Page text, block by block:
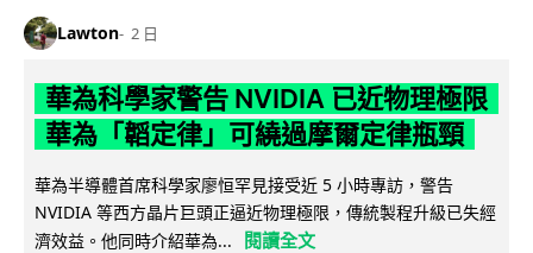
Lawton 2 日
華為科學家警告 NVIDIA 已近物理極限
華為「韜定律」可繞過摩爾定律瓶頸
華為半導體首席科學家廖恒罕見接受近 5 小時專訪，警告
NVIDIA 等西方晶片巨頭正逼近物理極限，傳統製程升級已失經
濟效益。他同時介紹華為...
閱讀全文